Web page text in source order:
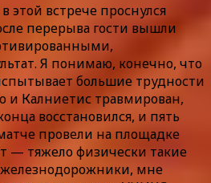
этой встрече проснулся
перерыва гости вышли
Я понимаю, конечно, что
большие трудности
и Калниетис травмирован,
восстановился, и пять
провели на площадке
— тяжело физически такие
мне